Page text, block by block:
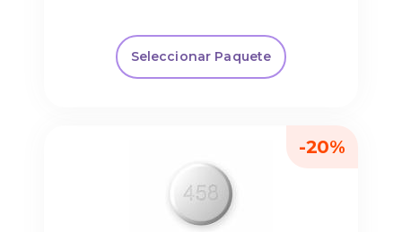
Seleccionar Paquete
-20%